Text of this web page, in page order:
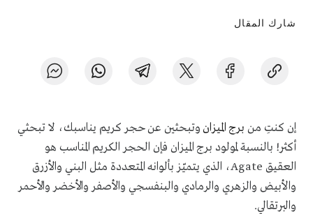
شارك المقال
إن كنتِ من برج الميزان وتبحثين عن حجر كريم يناسبك، لا تبحثي
أكثر! بالنسبة لمولود برج الميزان فإن الحجر الكريم المناسب هو
العقيق Agate، الذي يتميّز بألوانه المتعددة مثل البني والأزرق
والأبيض والزهري والرمادي والبنفسجي والأصفر والأخضر والأحمر
والبرتقالي.